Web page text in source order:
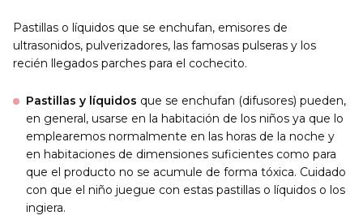
Pastillas o líquidos que se enchufan, emisores de
ultrasonidos, pulverizadores, las famosas pulseras y los
recién llegados parches para el cochecito.
Pastillas y líquidos que se enchufan (difusores) pueden,
en general, usarse en la habitación de los niños ya que lo
emplearemos normalmente en las horas de la noche y
en habitaciones de dimensiones suficientes como para
que el producto no se acumule de forma tóxica. Cuidado
con que el niño juegue con estas pastillas o líquidos o los
ingiera.